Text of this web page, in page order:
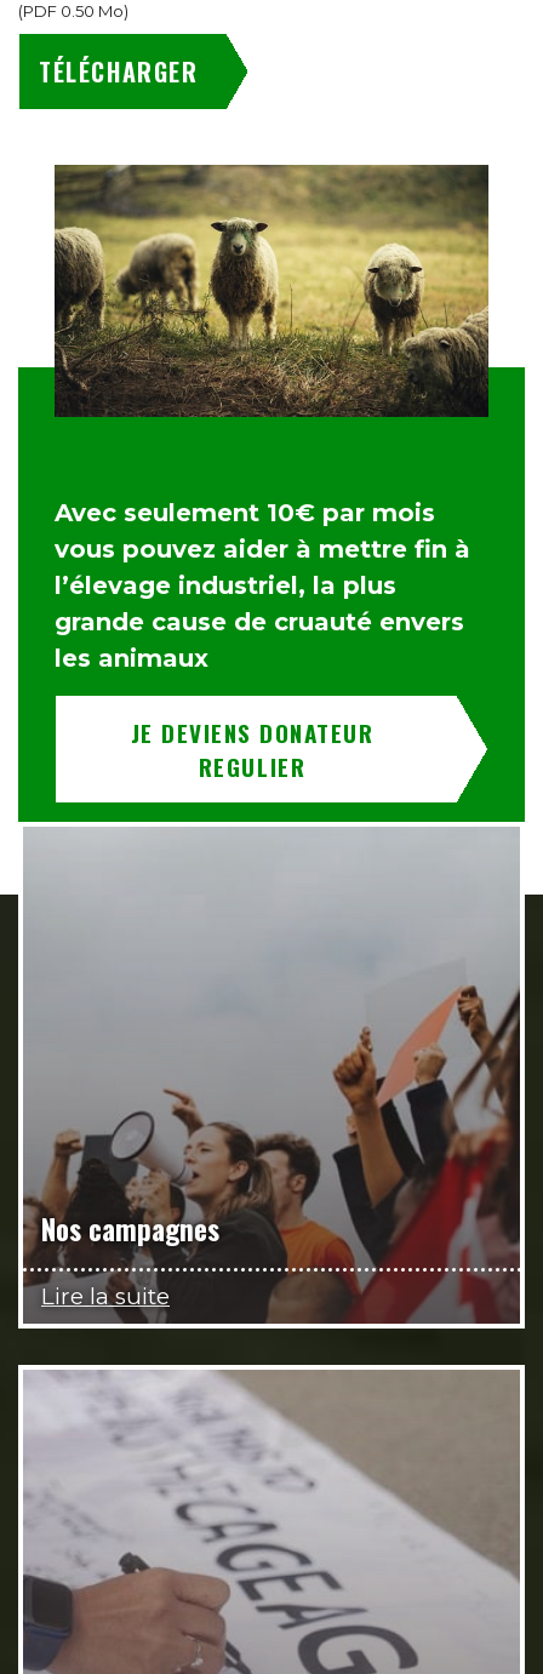
(PDF 0.50 Mo)
TÉLÉCHARGER
Avec seulement 10€ par mois
vous pouvez aider à mettre fin à
l’élevage industriel, la plus
grande cause de cruauté envers
les animaux
JE DEVIENS DONATEUR
REGULIER
Nos campagnes
Lire la suite